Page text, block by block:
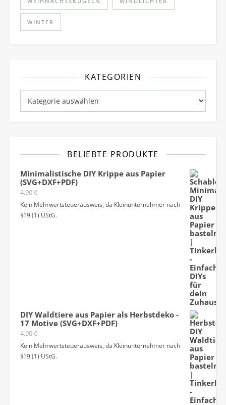
WINTER
KATEGORIEN
Kategorien
BELIEBTE PRODUKTE
Minimalistische DIY Krippe aus Papier
(SVG+DXF+PDF)
4,90€
Kein Mehrwertsteuerausweis, da Kleinunternehmer nach
§19 (1) UStG.
DIY Waldtiere aus Papier als Herbstdeko -
17 Motive (SVG+DXF+PDF)
4,90€
Kein Mehrwertsteuerausweis, da Kleinunternehmer nach
§19 (1) UStG.